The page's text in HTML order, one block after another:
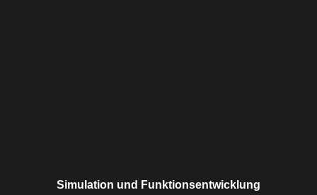
Simulation und Funktionsentwicklung